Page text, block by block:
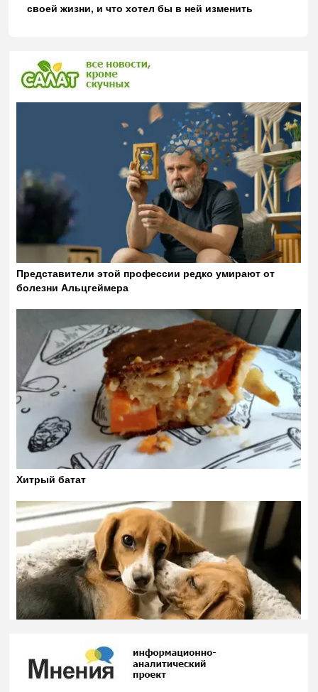
своей жизни, и что хотел бы в ней изменить